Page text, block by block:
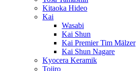
Kitaoka Hideo
Kai
Wasabi
Kai Shun
Kai Premier Tim Mälzer
Kai Shun Nagare
Kyocera Keramik
Tojiro